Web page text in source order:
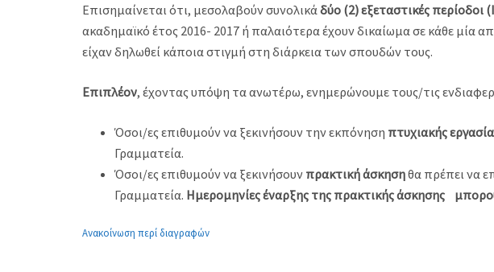
Επισημαίνεται ότι, μεσολαβούν συνολικά δύο (2) εξεταστικές περίοδοι
ακαδημαϊκό έτος 2016- 2017 ή παλαιότερα έχουν δικαίωμα σε κάθε μία
είχαν δηλωθεί κάποια στιγμή στη διάρκεια των σπουδών τους.
Επιπλέον, έχοντας υπόψη τα ανωτέρω, ενημερώνουμε τους/τις
Όσοι/ες επιθυμούν να ξεκινήσουν την εκπόνηση πτυχιακής
Γραμματεία.
Όσοι/ες επιθυμούν να ξεκινήσουν πρακτική άσκησηθα πρέπει να
Γραμματεία. Ημερομηνίες έναρξης της πρακτικής άσκησης
Ανακοίνωση περί διαγραφών